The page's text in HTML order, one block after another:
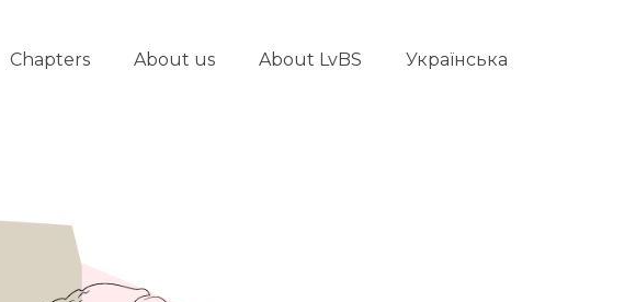
Chapters About us About LvBS Українська